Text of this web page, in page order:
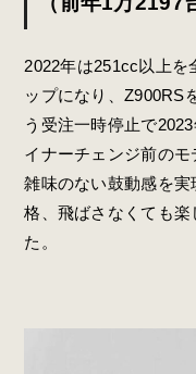
2022年は251cc以上を
ップになり、Z900RS
う受注一時停止で
イナーチェンジ前のモ
雑味のない鼓動感を
格、飛ばさなくても
た。